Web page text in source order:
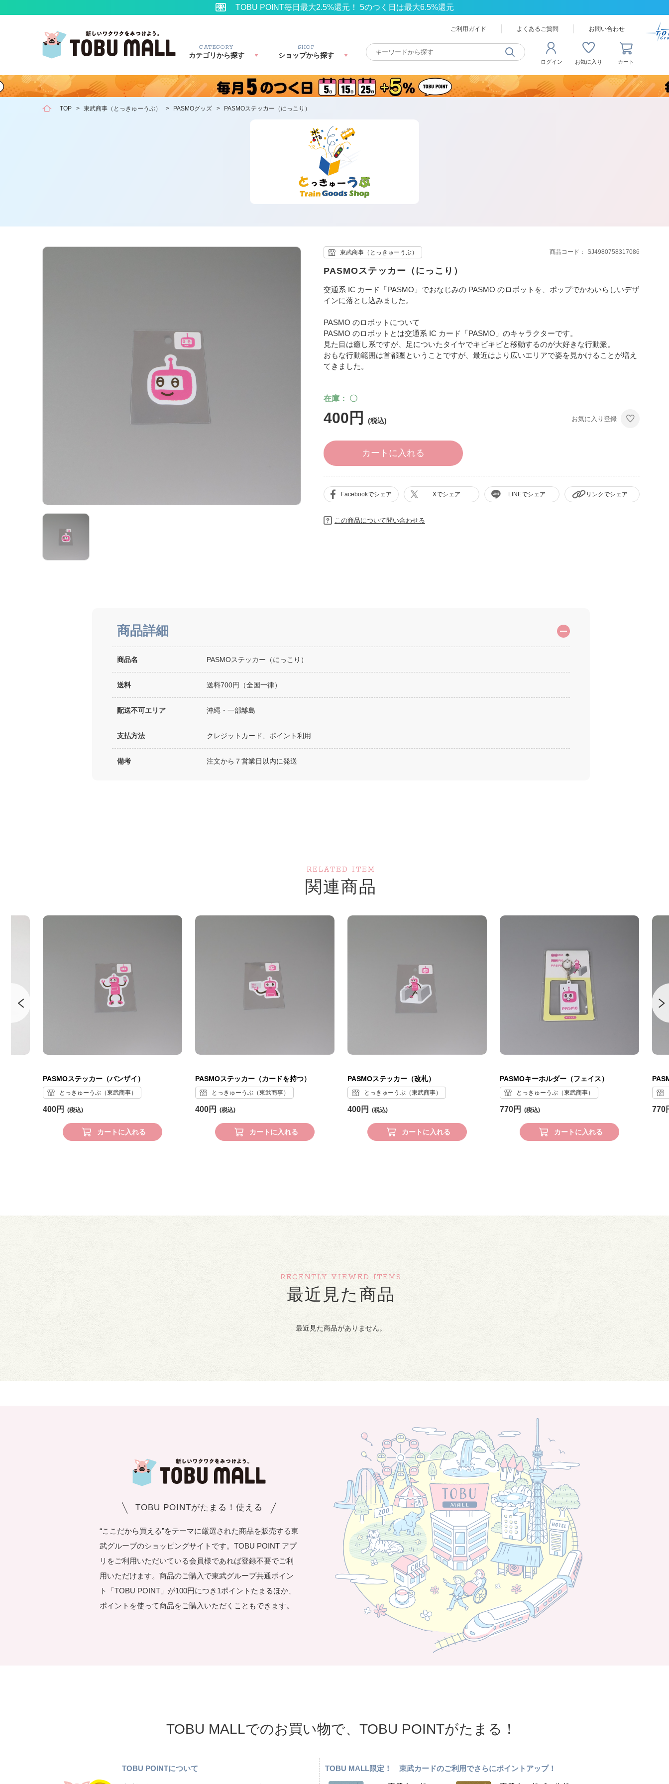
TOBU POINT毎日最大2.5%還元！ 5のつく日は最大6.5%還元
ご利用ガイド よくあるご質問 お問い合わせ
CATEGORY
カテゴリから探す
SHOP
ショップから探す
ログイン お気に入り カート
TOP > 東武商事（とっきゅーうぶ） > PASMOグッズ > PASMOステッカー（にっこり）
PASMOステッカー（にっこり）
在庫 〇
400円 お気に入り登録
カートに入れる
東武商事（とっきゅーうぶ） 商品コード SJ4980758317086
交通系 IC カード「PASMO」でおなじみの PASMO のロボットを、ポップでかわいらしいデザ
インに落とし込みました。
PASMO のロボットについて
PASMO のロボットとは交通系 IC カード「PASMO」のキャラクターです。
見た目は癒し系ですが、足についたタイヤでキビキビと移動するのが大好きな行動派。
おもな行動範囲は首都圏ということですが、最近はより広いエリアで姿を見かけることが増え
てきました。
この商品について問い合わせる
Facebookでシェア Xでシェア LINEでシェア リンクでシェア
商品詳細
商品名 PASMOステッカー（にっこり）
送料 送料700円（全国一律）
配送不可エリア 沖縄・一部離島
支払方法 クレジットカード、ポイント利用
備考 注文から７営業日以内に発送
RELATED ITEM
関連商品
PASMOステッカー（バンザイ）
とっきゅーうぶ（東武商事）
400円
カートに入れる
PASMOステッカー（カードを持つ）
とっきゅーうぶ（東武商事）
400円
カートに入れる
PASMOステッカー（改札）
とっきゅーうぶ（東武商事）
400円
カートに入れる
PASMOキーホルダー（フェイス）
とっきゅーうぶ（東武商事）
770円
カートに入れる
770
RECENTLY VIEWED ITEMS
最近見た商品
最近見た商品がありません。
TOBU POINTがたまる！使える
“ここだから買える”をテーマに厳選された商品を販売する東
武グループのショッピングサイトです。TOBU POINT アプ
リをご利用いただいている会員様であれば登録不要でご利
用いただけます。商品のご購入で東武グループ共通ポイン
ト「TOBU POINT」が100円につき1ポイントたまるほか、
ポイントを使って商品をご購入いただくこともできます。
TOBU MALLでのお買い物で、TOBU POINTがたまる！
TOBU POINTについて TOBU MALL限定！ 東武カードのご利用でさらにポイントアップ！